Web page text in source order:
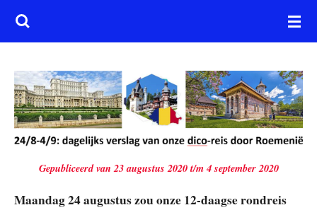
Ga
direct
de
hoofdinhoud
Gepubliceerd van 23 augustus 2020 t/m 4 september 2020
Maandag 24 augustus zou onze 12-daagse rondreis